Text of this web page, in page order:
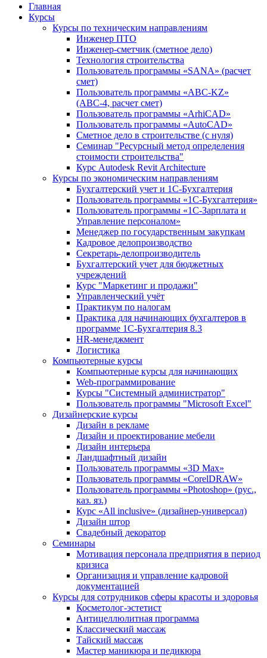
Главная
Курсы
Курсы по техническим направлениям
Инженер ПТО
Инженер-сметчик (сметное дело)
Технология строительства
Пользователь программы «SANA» (расчет
смет)
Пользователь программы «ABC-KZ»
(АВС-4, расчет смет)
Пользователь программы «ArhiCAD»
Пользователь программы «AutoCAD»
Сметное дело в строительстве (с нуля)
Семинар "Ресурсный метод определения
стоимости строительства"
Курс Autodesk Revit Architecture
Курсы по экономическим направлениям
Бухгалтерский учет и 1С-Бухгалтерия
Пользователь программы «1С-Бухгалтерия»
Пользователь программы «1С-Зарплата и
Управление персоналом»
Менеджер по государственным закупкам
Кадровое делопроизводство
Секретарь-делопроизводитель
Бухгалтерский учет для бюджетных
учреждений
Курс "Маркетинг и продажи"
Управленческий учёт
Практикум по налогам
Практика для начинающих бухгалтеров в
программе 1С-Бухгалтерия 8.3
HR-менеджмент
Логистика
Компьютерные курсы
Компьютерные курсы для начинающих
Web-программирование
Курсы "Системный администратор"
Пользователь программы "Microsoft Excel"
Дизайнерские курсы
Дизайн в рекламе
Дизайн и проектирование мебели
Дизайн интерьера
Ландшафтный дизайн
Пользователь программы «3D Max»
Пользователь программы «CorelDRAW»
Пользователь программы «Photoshop» (рус.,
каз. яз.)
Курс «All inclusive» (дизайнер-универсал)
Дизайн штор
Свадебный декоратор
Семинары
Мотивация персонала предприятия в период
кризиса
Организация и управление кадровой
документацией
Курсы для сотрудников сферы красоты и здоровья
Косметолог-эстетист
Антицеллюлитная программа
Классический массаж
Тайский массаж
Мастер маникюра и педикюра